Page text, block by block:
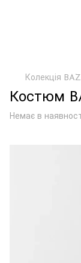
Колекція
Костюм
Немає в